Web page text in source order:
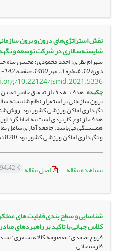
نقش استراتژی‌های درون و برون
شایسته‌سالاری در شرکت توسعه و
شهرام نظری؛ احمد محمودی؛ محسن شاه
دوره 10، شماره 3 ، مهر 1400، صفحه 142-161
10.22124/jsmd.2021.5336
چکیده هدف: هدف از تحقیق حاضر
برون سازمانی بر استقرار نظام شایسته
نگهداری اماکن ورزشی کشور
هدف، از نوع کاربردی است به لحاظ
همبستگی می‌باشد. جامعه آماری شامل
و نگهداری اماکن ورزشی کشور بود (828 نفر). بر اساس ...
مشاهده مقاله اصل مقاله K
شناسایی و سطح بندی قابلیت های
کلاس جهانی با تاکید بر راهبردهای
فروغ محمدی؛ معصومه کلاته سیفری؛
فارسیجانی